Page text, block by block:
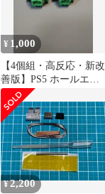
BM-40S 0pbj0lf
¥ 1,000
【4個組・高反応・新改
善版】PS5 ホールエフ
ェクトセンサースティ
ックセンサー
¥2,200